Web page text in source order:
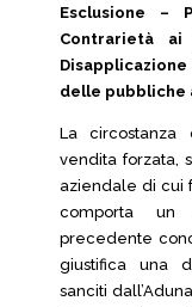
Esclusione –
Contrarietà
delle pubbliche
La circostanza
vendita forzata,
aziendale di cui
comporta un
precedente
giustifica una
sanciti